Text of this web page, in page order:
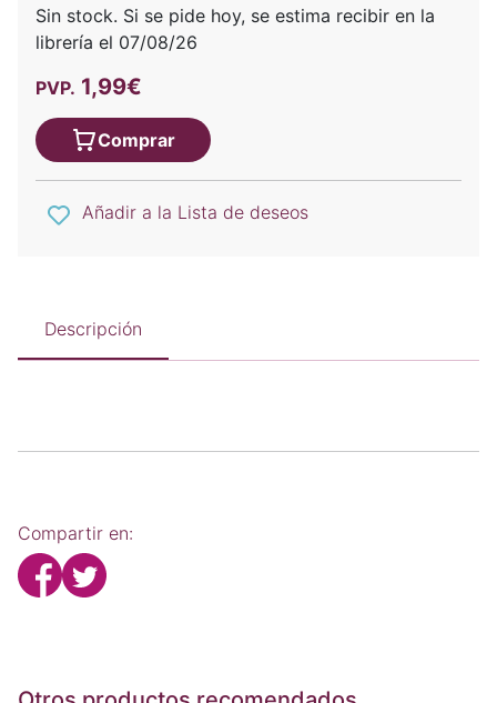
Sin stock. Si se pide hoy, se estima recibir en la
librería el 07/08/26
PVP. 1,99€
Comprar
Añadir a la Lista de deseos
Descripción
Compartir en: